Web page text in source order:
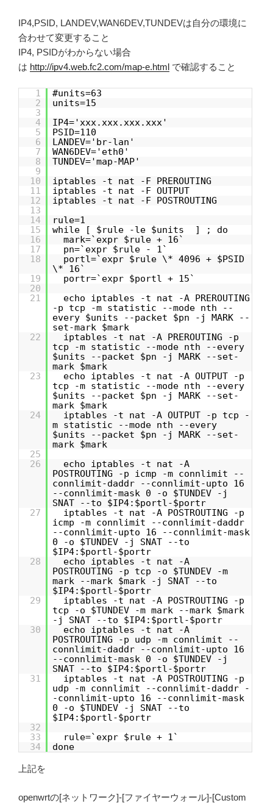
IP4,PSID, LANDEV,WAN6DEV,TUNDEVは自分の環境に
合わせて変更すること
IP4, PSIDがわからない場合
は http://ipv4.web.fc2.com/map-e.html で確認すること
1
#units=63
2
units=15
3
4
IP4='xxx.xxx.xxx.xxx'
5
PSID=110
6
LANDEV='br-lan'
7
WAN6DEV='eth0'
8
TUNDEV='map-MAP'
9
10
iptables -t nat -F PREROUTING
11
iptables -t nat -F OUTPUT
12
iptables -t nat -F POSTROUTING
13
14
rule=1
15
while [ $rule -le $units ] ; do
16
mark=`expr $rule + 16`
17
pn=`expr $rule - 1`
18
portl=`expr $rule \* 4096 + $PSID
\* 16`
19
portr=`expr $portl + 15`
20
21
echo iptables -t nat -A PREROUTING
-p tcp -m statistic --mode nth --
every $units --packet $pn -j MARK --
set-mark $mark
22
iptables -t nat -A PREROUTING -p
tcp -m statistic --mode nth --every
$units --packet $pn -j MARK --set-
mark $mark
23
echo iptables -t nat -A OUTPUT -p
tcp -m statistic --mode nth --every
$units --packet $pn -j MARK --set-
mark $mark
24
iptables -t nat -A OUTPUT -p tcp -
m statistic --mode nth --every
$units --packet $pn -j MARK --set-
mark $mark
25
26
echo iptables -t nat -A
POSTROUTING -p icmp -m connlimit --
connlimit-daddr --connlimit-upto 16
--connlimit-mask 0 -o $TUNDEV -j
SNAT --to $IP4:$portl-$portr
27
iptables -t nat -A POSTROUTING -p
icmp -m connlimit --connlimit-daddr
--connlimit-upto 16 --connlimit-mask
0 -o $TUNDEV -j SNAT --to
$IP4:$portl-$portr
28
echo iptables -t nat -A
POSTROUTING -p tcp -o $TUNDEV -m
mark --mark $mark -j SNAT --to
$IP4:$portl-$portr
29
iptables -t nat -A POSTROUTING -p
tcp -o $TUNDEV -m mark --mark $mark
-j SNAT --to $IP4:$portl-$portr
30
echo iptables -t nat -A
POSTROUTING -p udp -m connlimit --
connlimit-daddr --connlimit-upto 16
--connlimit-mask 0 -o $TUNDEV -j
SNAT --to $IP4:$portl-$portr
31
iptables -t nat -A POSTROUTING -p
udp -m connlimit --connlimit-daddr -
-connlimit-upto 16 --connlimit-mask
0 -o $TUNDEV -j SNAT --to
$IP4:$portl-$portr
32
33
rule=`expr $rule + 1`
34
done
上記を
openwrtの[ネットワーク]-[ファイヤーウォール]-[Custom